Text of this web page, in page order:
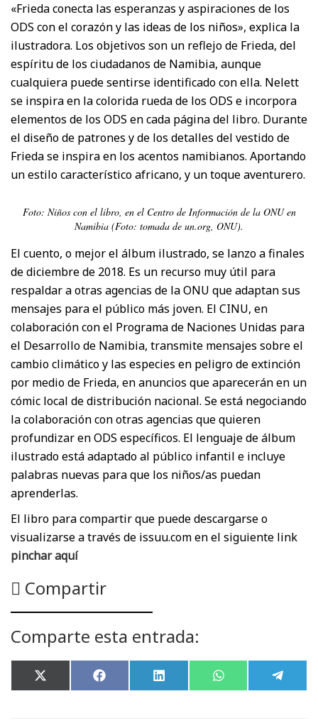
«Frieda conecta las esperanzas y aspiraciones de los
ODS con el corazón y las ideas de los niños», explica la
ilustradora. Los objetivos son un reflejo de Frieda, del
espíritu de los ciudadanos de Namibia, aunque
cualquiera puede sentirse identificado con ella. Nelett
se inspira en la colorida rueda de los ODS e incorpora
elementos de los ODS en cada página del libro. Durante
el diseño de patrones y de los detalles del vestido de
Frieda se inspira en los acentos namibianos. Aportando
un estilo característico africano, y un toque aventurero.
Foto: Niños con el libro, en el Centro de Información de la ONU en
Namibia (Foto: tomada de un.org, ONU).
El cuento, o mejor el álbum ilustrado, se lanzo a finales
de diciembre de 2018. Es un recurso muy útil para
respaldar a otras agencias de la ONU que adaptan sus
mensajes para el público más joven. El CINU, en
colaboración con el Programa de Naciones Unidas para
el Desarrollo de Namibia, transmite mensajes sobre el
cambio climático y las especies en peligro de extinción
por medio de Frieda, en anuncios que aparecerán en un
cómic local de distribución nacional. Se está negociando
la colaboración con otras agencias que quieren
profundizar en ODS específicos. El lenguaje de álbum
ilustrado está adaptado al público infantil e incluye
palabras nuevas para que los niños/as puedan
aprenderlas.
El libro para compartir que puede descargarse o
visualizarse a través de issuu.com en el siguiente link
pinchar aquí
Compartir
Comparte esta entrada:
Compartir
en
X
(
Compartir
en
F
a
Compartir
en
L
i
Compartir
en
W
h en
e